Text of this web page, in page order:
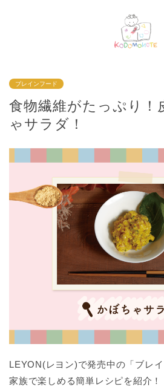
ブレインフード
食物繊維がたっぷり！
ゃサラダ！
LEYON(レヨン)で発売中の「ブレ
家族で楽しめる簡単レシピを紹介！